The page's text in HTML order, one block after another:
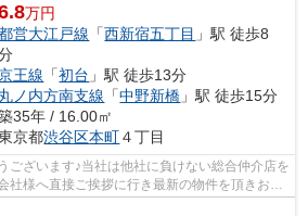
万円
営大江戸線 「西新宿五丁目 」駅 徒歩8
王線 「初台 」駅 徒歩13分
丸ノ内方南支線 「中野新橋 」駅 徒歩15分
35年 / 16.00㎡
京都渋谷区本町４丁目
ございます♪当社は他社に負けない総合仲介店を
社様へ直接ご挨拶に行き最新の物件を頂きお客
の情報は...